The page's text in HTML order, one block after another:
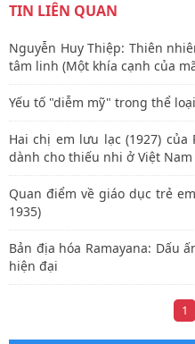
TIN LIÊN QUAN
Nguyễn Huy Thiệp: Thiên
tâm linh (Một khía cạnh của
Yếu tố "diễm mỹ" trong thể
Hai chị em lưu lạc (1927)
dành cho thiếu nhi ở Việt Nam
Quan điểm về giáo dục trẻ
1935)
Bản địa hóa Ramayana: Dấu
hiện đại
1